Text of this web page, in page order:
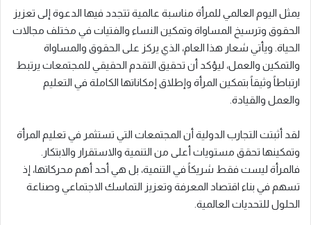
يمثل اليوم العالمي للمرأة مناسبة عالمية تتجدد فيها الدعوة إلى تعزيز
الحقوق وترسيخ المساواة وتمكين النساء والفتيات في مختلف مجالات
الحياة. ويأتي شعار هذا العام، الذي يركز على الحقوق والمساواة
والتمكين والعمل، ليؤكد أن تحقيق التقدم الحقيقي للمجتمعات يرتبط
ارتباطاً وثيقاً بتمكين المرأة وإطلاق إمكاناتها الكاملة في التعليم
والعمل والقيادة.
لقد أثبتت التجارب الدولية أن المجتمعات التي تستثمر في تعليم المرأة
وتمكينها تحقق مستويات أعلى من التنمية والاستقرار والابتكار.
فالمرأة ليست فقط شريكاً في التنمية، بل هي أحد أهم محركاتها، إذ
تسهم في بناء اقتصاد المعرفة وتعزيز التماسك الاجتماعي وصناعة
الحلول للتحديات العالمية.